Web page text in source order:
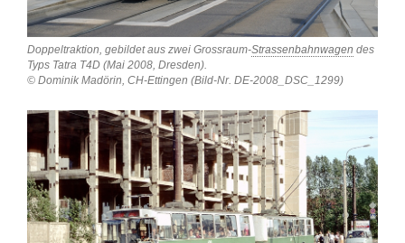
Doppeltraktion, gebildet aus zwei Grossraum-Strassenbahnwagen des
Typs Tatra T4D (Mai 2008, Dresden).
© Dominik Madörin, CH-Ettingen (Bild-Nr. DE-2008_DSC_1299)